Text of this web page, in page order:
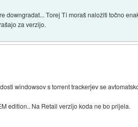
downgradat... Torej Ti moraš naložiti točno
za verzijo.
windowsov s torrent trackerjev se
edition.. Na Retail verzijo koda ne bo prijela.